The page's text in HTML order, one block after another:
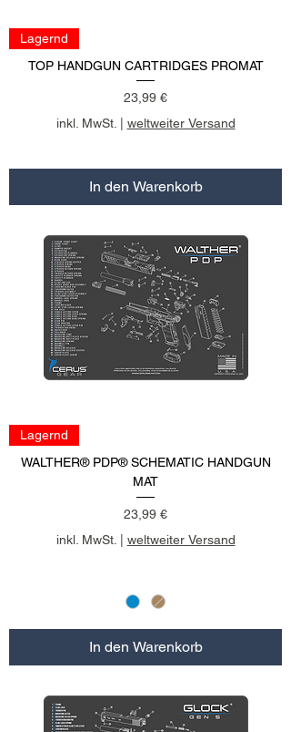
Lagernd
TOP HANDGUN CARTRIDGES PROMAT
Preis
23,99 €
inkl. MwSt.| weltweiter Versand
In den Warenkorb
Lagernd
WALTHER® PDP® SCHEMATIC HANDGUN
MAT
Preis
23,99 €
inkl. MwSt.| weltweiter Versand
In den Warenkorb